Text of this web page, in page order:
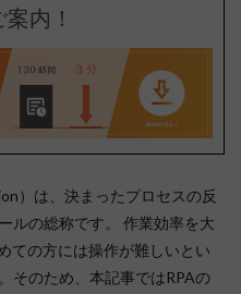
内！
）は、決まったプロセスの反
ルの総称です。 作業効率を大
ての方には操作が難しいとい
そのため、本記事ではRPAの